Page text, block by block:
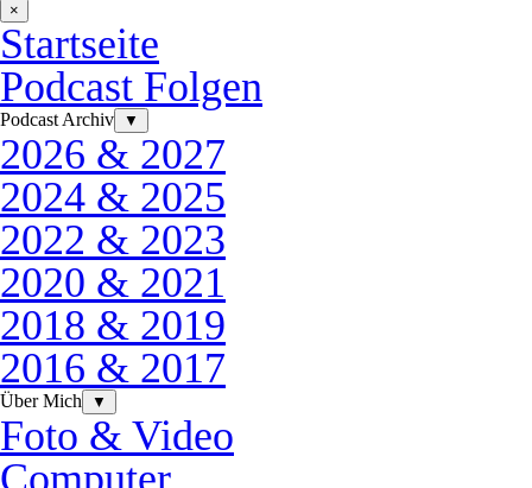
×
Startseite
Podcast Folgen
Podcast Archiv ▼
2026 & 2027
2024 & 2025
2022 & 2023
2020 & 2021
2018 & 2019
2016 & 2017
Über Mich ▼
Foto & Video
Computer